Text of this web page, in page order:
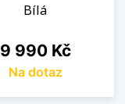
Bílá
Cena
9 990 Kč
Na dotaz